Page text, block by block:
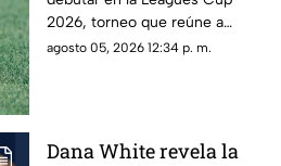
2026, torneo que reúne a
clubes de la Liga MX y la MLS.
agosto 05, 2026 12:34 p. m.
Dana White revela la